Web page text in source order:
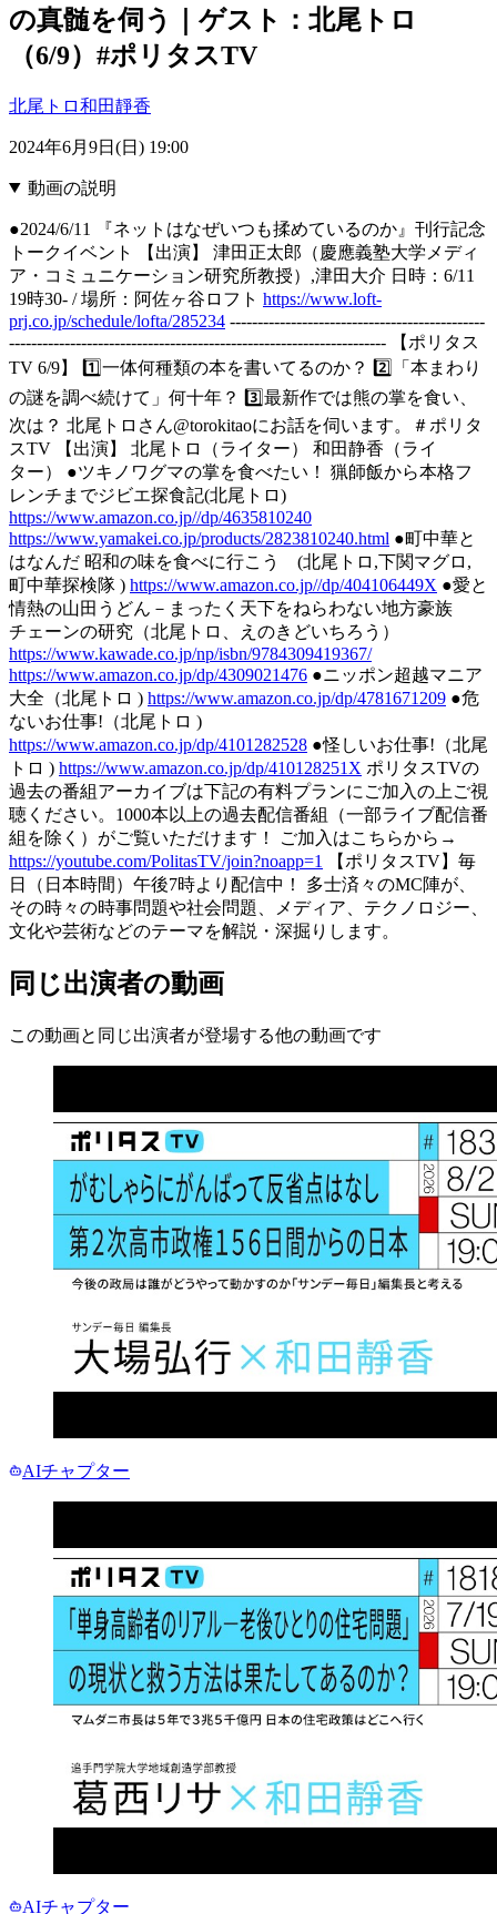
の真髄を伺う｜ゲスト：北尾トロ
（6/9）#ポリタスTV
北尾トロ和田靜香
2024年6月9日(日) 19:00
動画の説明
●2024/6/11 『ネットはなぜいつも揉めているのか』刊行記念
トークイベント 【出演】 津田正太郎（慶應義塾大学メディ
ア・コミュニケーション研究所教授）,津田大介 日時：6/11
19時30- / 場所：阿佐ヶ谷ロフト https://www.loft-
prj.co.jp/schedule/lofta/285234 ----------------------------------------------
-------------------------------------------------------------------- 【ポリタス
TV 6/9】 1️⃣一体何種類の本を書いてるのか？ 2️⃣「本まわり
の謎を調べ続けて」何十年？ 3️⃣最新作では熊の掌を食い、
次は？ 北尾トロさん@torokitaoにお話を伺います。＃ポリタ
スTV 【出演】 北尾トロ（ライター） 和田静香（ライ
ター） ●ツキノワグマの掌を食べたい！ 猟師飯から本格フ
レンチまでジビエ探食記(北尾トロ)
https://www.amazon.co.jp//dp/4635810240
https://www.yamakei.co.jp/products/2823810240.html ●町中華と
はなんだ 昭和の味を食べに行こう (北尾トロ,下関マグロ,
町中華探検隊 ) https://www.amazon.co.jp//dp/404106449X ●愛と
情熱の山田うどん－まったく天下をねらわない地方豪族
チェーンの研究（北尾トロ、えのきどいちろう）
https://www.kawade.co.jp/np/isbn/9784309419367/
https://www.amazon.co.jp/dp/4309021476 ●ニッポン超越マニア
大全（北尾トロ ) https://www.amazon.co.jp/dp/4781671209 ●危
ないお仕事!（北尾トロ )
https://www.amazon.co.jp/dp/4101282528 ●怪しいお仕事!（北尾
トロ ) https://www.amazon.co.jp/dp/410128251X ポリタスTVの
過去の番組アーカイブは下記の有料プランにご加入の上ご視
聴ください。1000本以上の過去配信番組（一部ライブ配信番
組を除く）がご覧いただけます！ ご加入はこちらから→
https://youtube.com/PolitasTV/join?noapp=1
【ポリタスTV】毎
日（日本時間）午後7時より配信中！ 多士済々のMC陣が、
その時々の時事問題や社会問題、メディア、テクノロジー、
文化や芸術などのテーマを解説・深掘りします。
同じ出演者の動画
この動画と同じ出演者が登場する他の動画です
AIチャプター
AIチャプター